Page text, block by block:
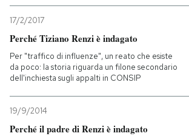
NEWSLETTER
I MIEI PREFERITI
17/2/2017
Perché Tiziano Renzi è indagato
Per "traffico di influenze", un reato che esiste
da poco: la storia riguarda un filone secondario
dell'inchiesta sugli appalti in CONSIP
19/9/2014
Perché il padre di Renzi è indagato